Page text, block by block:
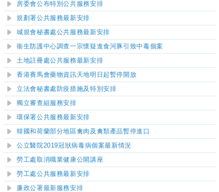
房委會公布特別公共服務安排
規劃署公共服務最新安排
城規會秘書處公共服務最新安排
衞生防護中心調查一宗懷疑進食河豚引致中毒個案
土地註冊處公共服務最新安排
香港賽馬會藥物資訊天地明日起暫停開放
立法會秘書處防疫措施及特別安排
獨立審查組服務安排
​環保署公共服務最新安排
韓國和荷蘭部分地區禽肉及禽類產品暫停進口
公立醫院2019冠狀病毒病個案最新情況
勞工處取消職業健康公開講座
勞工處公共服務最新安排
廉政公署最新服務安排